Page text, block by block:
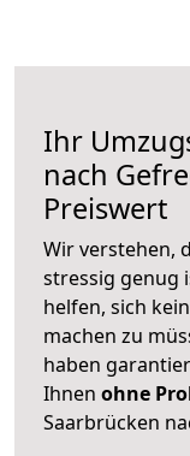
Ihr
nach
Preiswert
Wir verstehen,
stressig genug
helfen, sich
machen zu
haben
Ihnen ohne
Saarbrücken